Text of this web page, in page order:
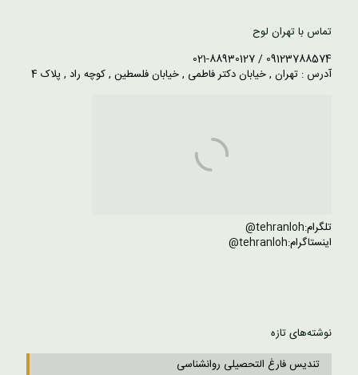
تماس با تهران لوح
09123788574 / 021-88930127
آدرس : تهران , خیابان دکتر فاطمی , خیابان فلسطین , کوچه راد , پلاک 4
تلگرام:tehranloh@
اینستاگرام:tehranloh@
نوشته‌های تازه
تندیس فارغ التحصیلی روانشناسی